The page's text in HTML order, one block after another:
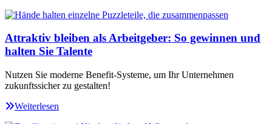
Attraktiv bleiben als Arbeitgeber: So gewinnen und
halten Sie Talente
Nutzen Sie moderne Benefit-Systeme, um Ihr Unternehmen
zukunftssicher zu gestalten!
Weiterlesen